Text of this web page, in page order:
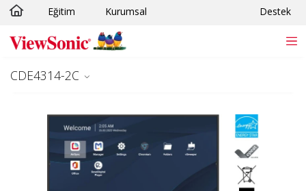
Skip to main content
Eğitim Kurumsal Destek
CDE4314-2C